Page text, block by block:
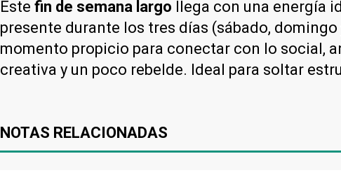
Este fin de semana largo llega con una energía
presente durante los tres días (sábado,
momento propicio para conectar con lo social,
creativa y un poco rebelde. Ideal para soltar
NOTAS RELACIONADAS